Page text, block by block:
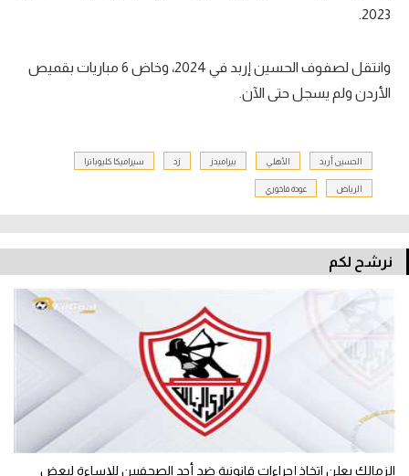
2023.
وانتقل لصفوف الحسين إربد في 2024، وخاض 6 مباريات بقميص
الأردن ولم يسجل حتى الآن.
الحسين أربد الأهلي بيراميدز زد سيراميكا كليوباترا
الرياض عودة فاخوري
نرشح لكم
الزمالك يعلن اتخاذ إجراءات قانونية ضد أحد الصحفيين للإساءة لبعض